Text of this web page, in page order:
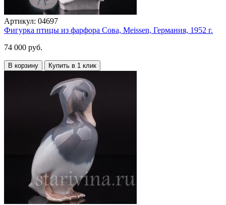
Артикул: 04697
Фигурка птицы из фарфора Сова, Meissen, Германия, 1952 г.
74 000 руб.
В корзину Купить в 1 клик